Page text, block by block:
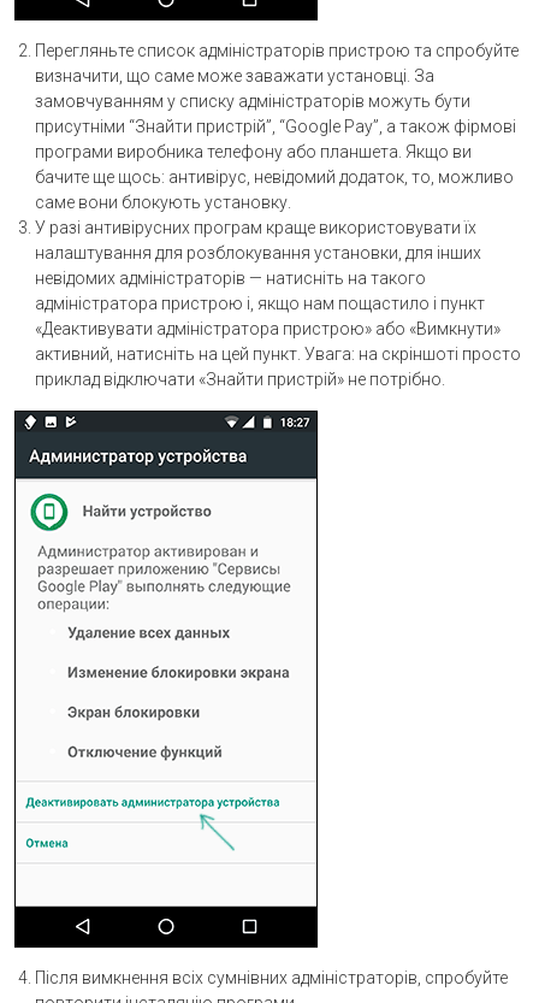
Перегляньте список адміністраторів пристрою та спробуйте
визначити, що саме може заважати установці. За
замовчуванням у списку адміністраторів можуть бути
присутніми “Знайти пристрій”, “Google Pay”, а також фірмові
програми виробника телефону або планшета. Якщо ви
бачите ще щось: антивірус, невідомий додаток, то, можливо
саме вони блокують установку.
У разі антивірусних програм краще використовувати їх
налаштування для розблокування установки, для інших
невідомих адміністраторів — натисніть на такого
адміністратора пристрою і, якщо нам пощастило і пункт
«Деактивувати адміністратора пристрою» або «Вимкнути»
активний, натисніть на цей пункт. Увага: на скріншоті просто
приклад відключати «Знайти пристрій» не потрібно.
Після вимкнення всіх сумнівних адміністраторів, спробуйте